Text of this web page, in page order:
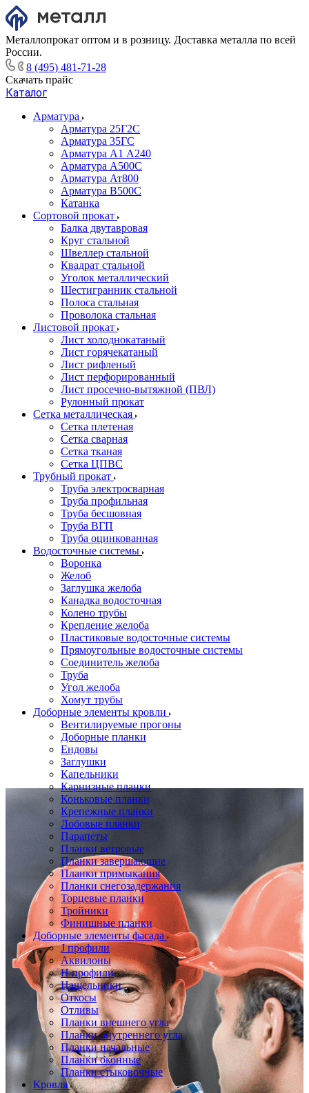
Металлопрокат оптом и в розницу. Доставка металла по всей
России.
8 (495) 481-71-28
Скачать прайс
Каталог
Арматура
Арматура 25Г2С
Арматура 35ГС
Арматура А1 А240
Арматура А500С
Арматура Ат800
Арматура В500С
Катанка
Сортовой прокат
Балка двутавровая
Круг стальной
Швеллер стальной
Квадрат стальной
Уголок металлический
Шестигранник стальной
Полоса стальная
Проволока стальная
Листовой прокат
Лист холоднокатаный
Лист горячекатаный
Лист рифленый
Лист перфорированный
Лист просечно-вытяжной (ПВЛ)
Рулонный прокат
Сетка металлическая
Сетка плетеная
Сетка сварная
Сетка тканая
Сетка ЦПВС
Трубный прокат
Труба электросварная
Труба профильная
Труба бесшовная
Труба ВГП
Труба оцинкованная
Водосточные системы
Воронка
Желоб
Заглушка желоба
Канадка водосточная
Колено трубы
Крепление желоба
Пластиковые водосточные системы
Прямоугольные водосточные системы
Соединитель желоба
Труба
Угол желоба
Хомут трубы
Доборные элементы кровли
Вентилируемые прогоны
Доборные планки
Ендовы
Заглушки
Капельники
Карнизные планки
Коньковые планки
Крепежные планки
Лобовые планки
Парапеты
Планки ветровые
Планки завершающие
Планки примыкания
Планки снегозадержания
Торцевые планки
Тройники
Финишные планки
Доборные элементы фасада
J профили
Аквилоны
Н профили
Нащельники
Откосы
Отливы
Планки внешнего угла
Планки внутреннего угла
Планки начальные
Планки оконные
Планки стыковочные
Кровля